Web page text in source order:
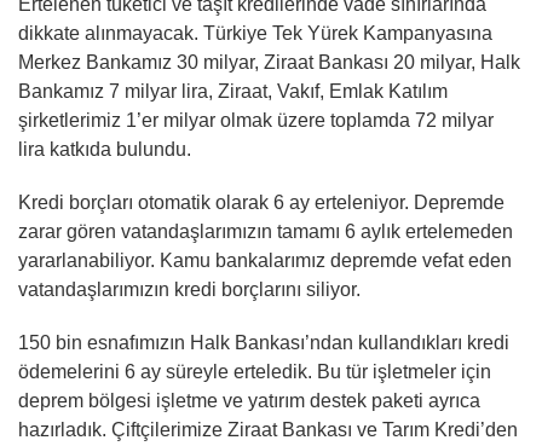
dikkate alınmayacak. Türkiye Tek Yürek Kampanyasına
Merkez Bankamız 30 milyar, Ziraat Bankası 20 milyar, Halk
Bankamız 7 milyar lira, Ziraat, Vakıf, Emlak Katılım
şirketlerimiz 1’er milyar olmak üzere toplamda 72 milyar
lira katkıda bulundu.
Kredi borçları otomatik olarak 6 ay erteleniyor. Depremde
zarar gören vatandaşlarımızın tamamı 6 aylık ertelemeden
yararlanabiliyor. Kamu bankalarımız depremde vefat eden
vatandaşlarımızın kredi borçlarını siliyor.
150 bin esnafımızın Halk Bankası’ndan kullandıkları kredi
ödemelerini 6 ay süreyle erteledik. Bu tür işletmeler için
deprem bölgesi işletme ve yatırım destek paketi ayrıca
hazırladık. Çiftçilerimize Ziraat Bankası ve Tarım Kredi’den